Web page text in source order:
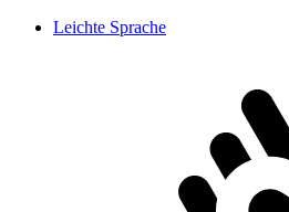
Leichte Sprache